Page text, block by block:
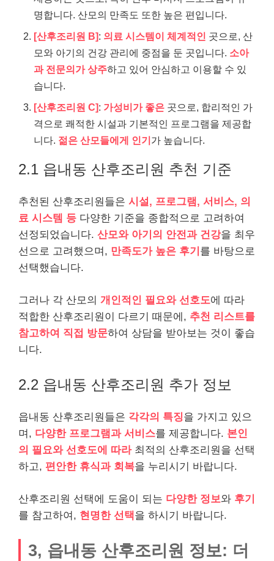
명합니다. 산모의 만족도 또한 높은 편입니다.
[산후조리원 B]: 의료 시스템이 체계적인 곳으로, 산
모와 아기의 건강 관리에 중점을 둔 곳입니다. 소아
과 전문의가 상주하고 있어 안심하고 이용할 수 있
습니다.
[산후조리원 C]: 가성비가 좋은 곳으로, 합리적인 가
격으로 쾌적한 시설과 기본적인 프로그램을 제공합
니다. 젊은 산모들에게 인기가 높습니다.
2.1 읍내동 산후조리원 추천 기준
추천된 산후조리원들은 시설, 프로그램, 서비스, 의
료 시스템 등 다양한 기준을 종합적으로 고려하여
선정되었습니다. 산모와 아기의 안전과 건강을 최우
선으로 고려했으며, 만족도가 높은 후기 를 바탕으로
선택했습니다.
그러나 각 산모의 개인적인 필요와 선호도에 따라
적합한 산후조리원이 다르기 때문에, 추천 리스트를
참고하여 직접 방문하여 상담을 받아보는 것이 좋습
니다.
2.2 읍내동 산후조리원 추가 정보
읍내동 산후조리원들은 각각의 특징을 가지고 있으
며, 다양한 프로그램과 서비스를 제공합니다. 본인
의 필요와 선호도에 따라최적의 산후조리원을 선택
하고, 편안한 휴식과 회복을 누리시기 바랍니다.
산후조리원 선택에 도움이 되는 다양한 정보와 후기
를 참고하여, 현명한 선택을 하시기 바랍니다.
3, 읍내동 산후조리원 정보: 더